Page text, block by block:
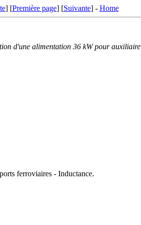
] [Première page] [Suivante] - Home
d'une alimentation 36 kW pour
ferroviaires - Inductance.